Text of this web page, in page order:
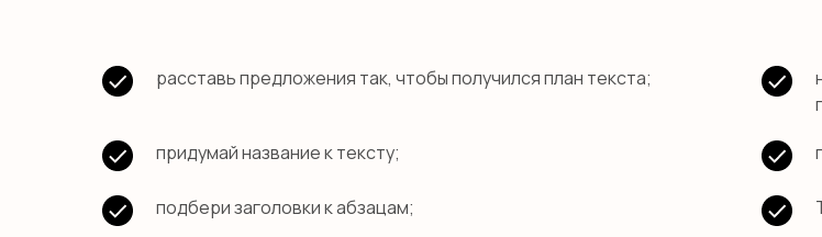
расставь предложения так, чтобы получился план текста;
придумай название к тексту;
подбери заголовки к абзацам;